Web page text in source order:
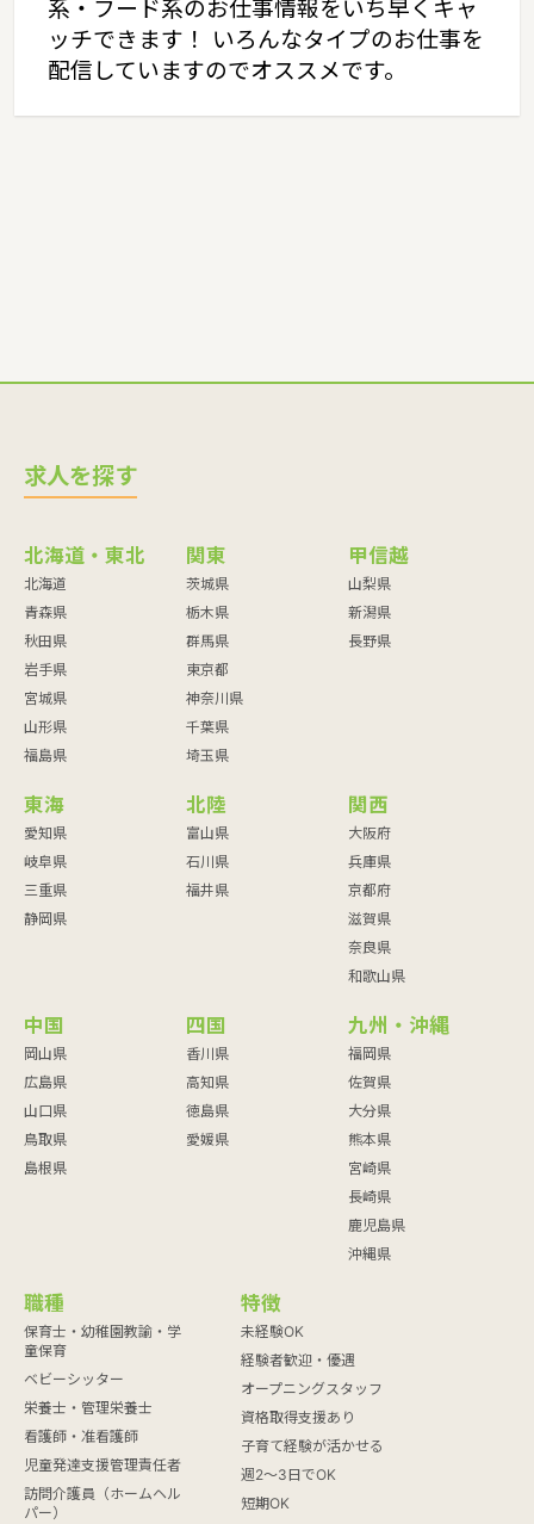
系・フード系のお仕事情報をいち早くキャ
ッチできます！ いろんなタイプのお仕事を
配信していますのでオススメです。
求人を探す
北海道・東北
北海道
青森県
秋田県
岩手県
宮城県
山形県
福島県
関東
茨城県
栃木県
群馬県
東京都
神奈川県
千葉県
埼玉県
甲信越
山梨県
新潟県
長野県
東海
愛知県
岐阜県
三重県
静岡県
北陸
富山県
石川県
福井県
関西
大阪府
兵庫県
京都府
滋賀県
奈良県
和歌山県
中国
岡山県
広島県
山口県
鳥取県
島根県
四国
香川県
高知県
徳島県
愛媛県
九州・沖縄
福岡県
佐賀県
大分県
熊本県
宮崎県
長崎県
鹿児島県
沖縄県
職種
保育士・幼稚園教諭・学
童保育
ベビーシッター
栄養士・管理栄養士
看護師・准看護師
児童発達支援管理責任者
訪問介護員（ホームヘル
パー）
特徴
未経験OK
経験者歓迎・優遇
オープニングスタッフ
資格取得支援あり
子育て経験が活かせる
週2～3日でOK
短期OK